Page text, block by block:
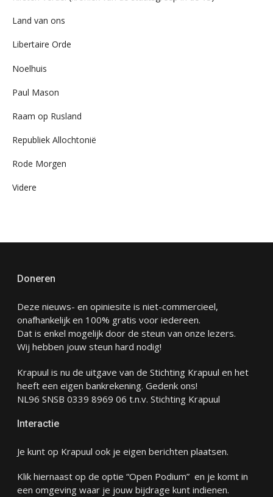
Land van ons
Libertaire Orde
Noelhuis
Paul Mason
Raam op Rusland
Republiek Allochtonië
Rode Morgen
Videre
Doneren
Deze nieuws- en opiniesite is niet-commercieel,
onafhankelijk en 100% gratis voor iedereen.
Dat is enkel mogelijk door de steun van onze lezers.
Wij hebben jouw steun hard nodig!
Krapuul is nu de uitgave van de Stichting Krapuul en het
heeft een eigen bankrekening. Gedenk ons!
NL96 SNSB 0339 8969 06 t.n.v. Stichting Krapuul
Interactie
Je kunt op Krapuul ook je eigen berichten plaatsen.
Klik hiernaast op de optie “Open Podium” en je komt in
een omgeving waar je jouw bijdrage kunt indienen.